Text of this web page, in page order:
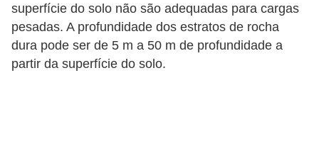
superfície do solo não são adequadas para cargas
pesadas. A profundidade dos estratos de rocha
dura pode ser de 5 m a 50 m de profundidade a
partir da superfície do solo.